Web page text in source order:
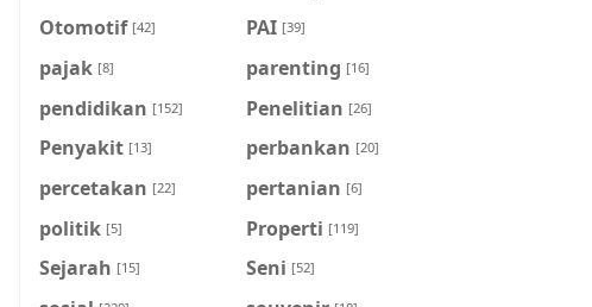
Otomotif [42] PAI [39]
pajak [8] parenting [16]
pendidikan [152] Penelitian [26]
Penyakit [13] perbankan [20]
percetakan [22] pertanian [6]
politik [5] Properti [119]
Sejarah [15] Seni [52]